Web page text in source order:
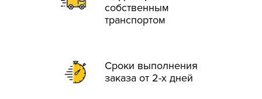
собственным
транспортом
Сроки выполнения
заказа от 2-х дней